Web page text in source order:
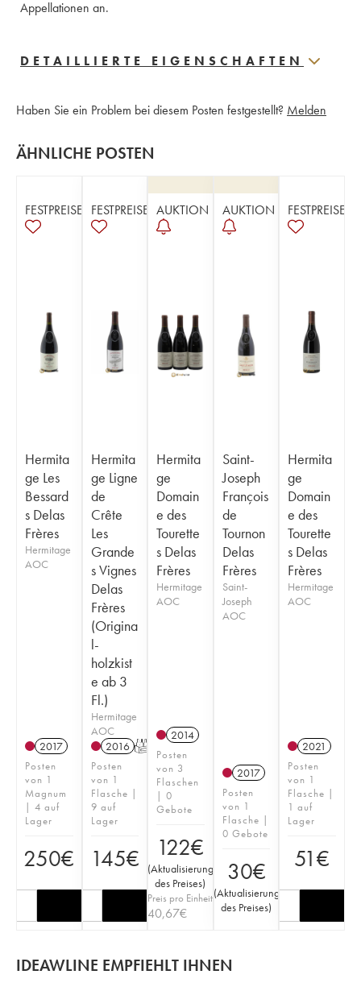
Appellationen an.
DETAILLIERTE EIGENSCHAFTEN
Haben Sie ein Problem bei diesem Posten festgestellt? Melden
ÄHNLICHE POSTEN
FESTPREISE
Hermita
ge Les
Bessard
s Delas
Frères
Hermitage
AOC
2017
Posten
von 1
Magnum
| 4 auf
Lager
250€
FESTPREISE
Hermita
ge Ligne
de
Crête
Les
Grande
s Vignes
Delas
Frères
(Origina
l-
holzkist
e ab 3
Fl.)
Hermitage
AOC
2016 T
Posten
von 1
Flasche |
9 auf
Lager
145€
AUKTION
Hermita
ge
Domain
e des
Tourette
s Delas
Frères
Hermitage
AOC
2014
Posten
von 3
Flaschen
| 0
Gebote
122€
(Aktualisierung
des Preises)
Preis pro Einheit
40,67€
AUKTION
Saint-
Joseph
François
de
Tournon
Delas
Frères
Saint-
Joseph
AOC
2017
Posten
von 1
Flasche |
0 Gebote
30€
(Aktualisierung
des Preises)
FESTPREISE
Hermita
ge
Domain
e des
Tourette
s Delas
Frères
Hermitage
AOC
2021
Posten
von 1
Flasche |
1 auf
Lager
51€
IDEAWLINE EMPFIEHLT IHNEN